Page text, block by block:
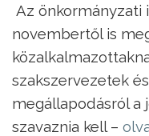
Az
novembertől is
szakszervezetek
megállapodásról a
szavaznia kell –